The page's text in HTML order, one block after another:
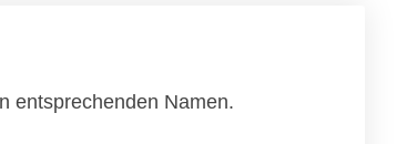
entsprechenden Namen.